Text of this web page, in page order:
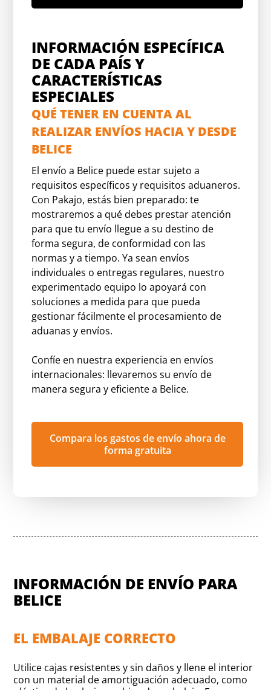
INFORMACIÓN ESPECÍFICA
DE CADA PAÍS Y
CARACTERÍSTICAS
ESPECIALES
QUÉ TENER EN CUENTA AL
REALIZAR ENVÍOS HACIA Y DESDE
BELICE
El envío a Belice puede estar sujeto a
requisitos específicos y requisitos aduaneros.
Con Pakajo, estás bien preparado: te
mostraremos a qué debes prestar atención
para que tu envío llegue a su destino de
forma segura, de conformidad con las
normas y a tiempo. Ya sean envíos
individuales o entregas regulares, nuestro
experimentado equipo lo apoyará con
soluciones a medida para que pueda
gestionar fácilmente el procesamiento de
aduanas y envíos.
Confíe en nuestra experiencia en envíos
internacionales: llevaremos su envío de
manera segura y eficiente a Belice.
Compara los gastos de envío ahora de
forma gratuita
INFORMACIÓN DE ENVÍO PARA
BELICE
EL EMBALAJE CORRECTO
Utilice cajas resistentes y sin daños y llene el interior
con un material de amortiguación adecuado, como